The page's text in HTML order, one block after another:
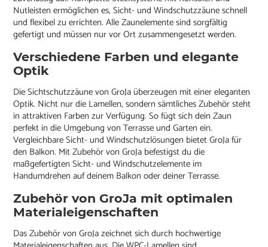
Nutleisten ermöglichen es, Sicht- und Windschutzzäune schnell
und flexibel zu errichten. Alle Zaunelemente sind sorgfältig
gefertigt und müssen nur vor Ort zusammengesetzt werden.
Verschiedene Farben und elegante
Optik
Die Sichtschutzzäune von GroJa überzeugen mit einer eleganten
Optik. Nicht nur die Lamellen, sondern sämtliches Zubehör steht
in attraktiven Farben zur Verfügung. So fügt sich dein Zaun
perfekt in die Umgebung von Terrasse und Garten ein.
Vergleichbare Sicht- und Windschutzlösungen bietet GroJa für
den Balkon. Mit Zubehör von GroJa befestigst du die
maßgefertigten Sicht- und Windschutzelemente im
Handumdrehen auf deinem Balkon oder deiner Terrasse.
Zubehör von GroJa mit optimalen
Materialeigenschaften
Das Zubehör von GroJa zeichnet sich durch hochwertige